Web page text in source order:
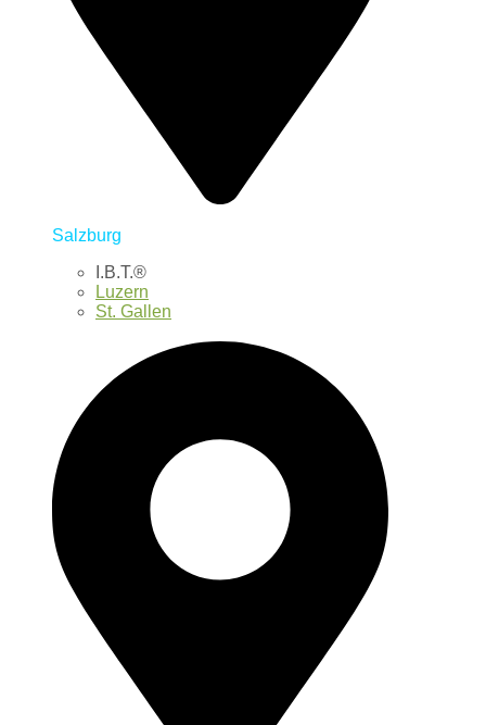
Salzburg
I.B.T.®
Luzern
St. Gallen